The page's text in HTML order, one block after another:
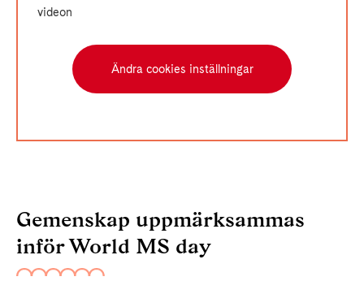
videon
Ändra cookies inställningar
Gemenskap uppmärksammas
inför World MS day